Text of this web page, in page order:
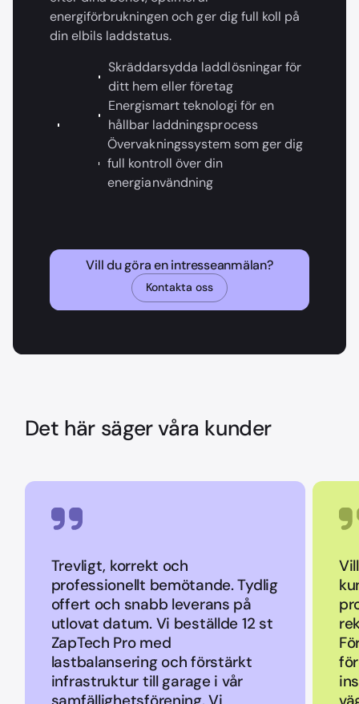
energiförbrukningen och ger dig full koll på
din elbils laddstatus.
Skräddarsydda laddlösningar för
ditt hem eller företag
Energismart teknologi för en
hållbar laddningsprocess
Övervakningssystem som ger dig
full kontroll över din
energianvändning
Vill du göra en intresseanmälan?
Kontakta oss
Det här säger våra kunder
Trevligt, korrekt och
professionellt bemötande. Tydlig
offert och snabb leverans på
utlovat datum. Vi beställde 12 st
ZapTech Pro med
lastbalansering och förstärkt
infrastruktur till garage i vår